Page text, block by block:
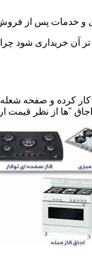
و خدمات پس از فروش
آن خریداری شود
کرده و صفحه شعله
"ها از نظر قیمت